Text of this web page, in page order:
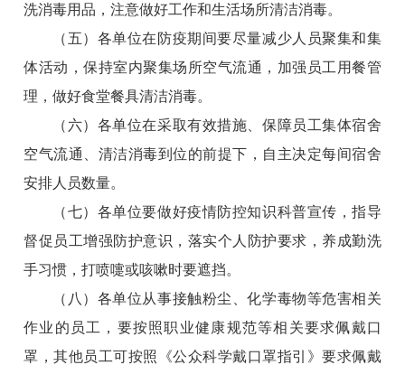
洗消毒用品，注意做好工作和生活场所清洁消毒。
（五）各单位在防疫期间要尽量减少人员聚集和集
体活动，保持室内聚集场所空气流通，加强员工用餐管
理，做好食堂餐具清洁消毒。
（六）各单位在采取有效措施、保障员工集体宿舍
空气流通、清洁消毒到位的前提下，自主决定每间宿舍
安排人员数量。
（七）各单位要做好疫情防控知识科普宣传，指导
督促员工增强防护意识，落实个人防护要求，养成勤洗
手习惯，打喷嚏或咳嗽时要遮挡。
（八）各单位从事接触粉尘、化学毒物等危害相关
作业的员工，要按照职业健康规范等相关要求佩戴口
罩，其他员工可按照《公众科学戴口罩指引》要求佩戴